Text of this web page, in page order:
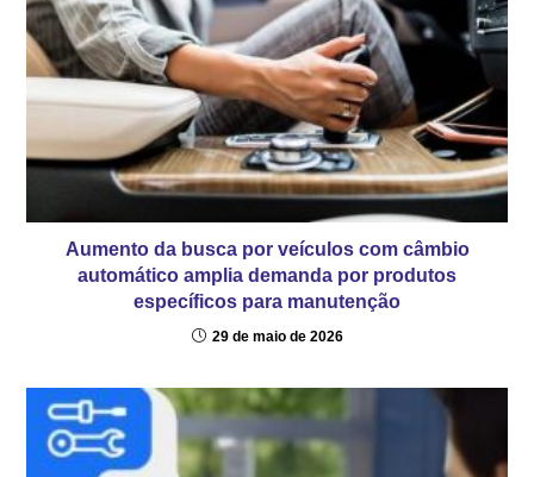
Aumento da busca por veículos com câmbio
automático amplia demanda por produtos
específicos para manutenção
29 de maio de 2026